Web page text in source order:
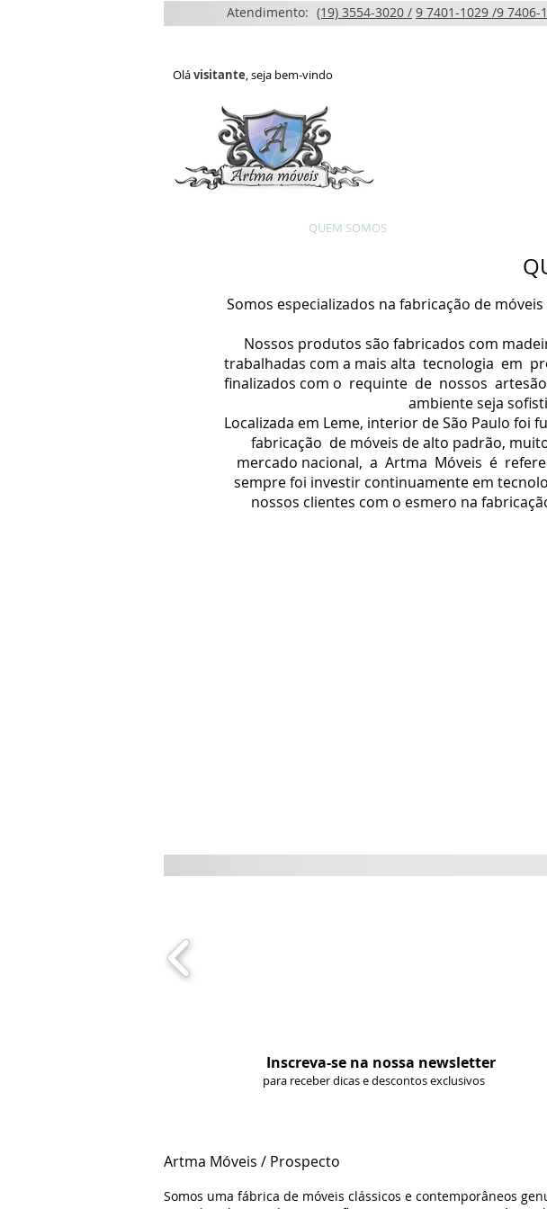
Atendimento: (19) 3554-3020 / 9 7401-1029 /9 7406-
Olávisitante, seja bem-vindo
QUEM SOMOS
Somos especializados na fabricação de
Nossos produtos são fabricados com
trabalhadas com a mais alta tecnologia em
finalizados com o requinte de nossos
ambiente seja
Localizada em Leme, interior de São Paulo foi
fabricação de móveis de alto padrão,
mercado nacional, a Artma Móveis é
sempre foi investir continuamente em
nossos clientes com o esmero na
Inscreva-se na nossa newsletter
para receber dicas e descontos exclusivos
Artma Móveis / Prospecto
Somos uma fábrica de móveis clássicos e contemporâneos